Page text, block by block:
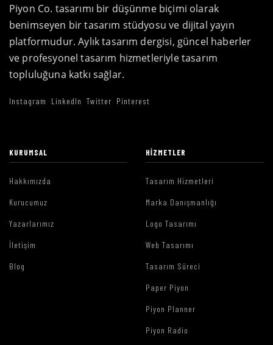
Piyon Co. tasarımı bir düşünme biçimi olarak
benimseyen bir tasarım stüdyosu ve dijital yayın
platformudur. Aylık tasarım dergisi, güncel haberler
ve profesyonel tasarım hizmetleriyle tasarım
topluluğuna katkı sağlar.
Instagram LinkedIn Twitter Pinterest
KURUMSAL
Hakkımızda
Kurucumuz
Yazarlarımız
İletişim
Blog
HIZMETLER
Tasarım Hizmetleri
Marka Danışmanlığı
Logo Tasarımı
Web Tasarımı
Tasarım Süreci
Paper Piyon
Piyon Planner
Piyon Radio